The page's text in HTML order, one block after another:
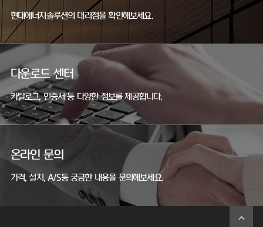
현대에너지솔루션의 대리점을 확인해보세요.
다운로드 센터
카탈로그, 인증서 등 다양한 정보를 제공합니다.
온라인 문의
가격, 설치, A/S등 궁금한 내용을 문의해보세요.